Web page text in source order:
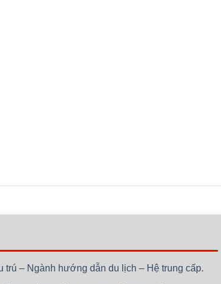
– Ngành hướng dẫn du lịch – Hệ trung cấp.